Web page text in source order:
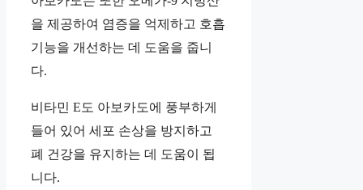
을 제공하여 염증을 억제하고 호흡
기능을 개선하는 데 도움을 줍니
다.
비타민 E도 아보카도에 풍부하게
들어 있어 세포 손상을 방지하고
폐 건강을 유지하는 데 도움이 됩
니다.